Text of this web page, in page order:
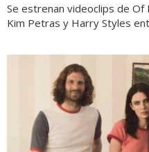
Se estrenan videoclips de Of
Kim Petras y Harry Styles